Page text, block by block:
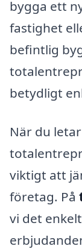
bygga ett
fastighet
befintlig
betydligt
När du
viktigt att
företag. På
vi det